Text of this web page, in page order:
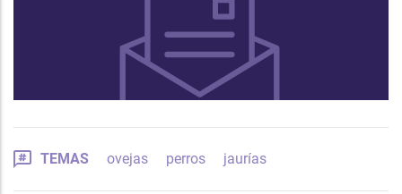
TEMAS ovejas perros jaurías